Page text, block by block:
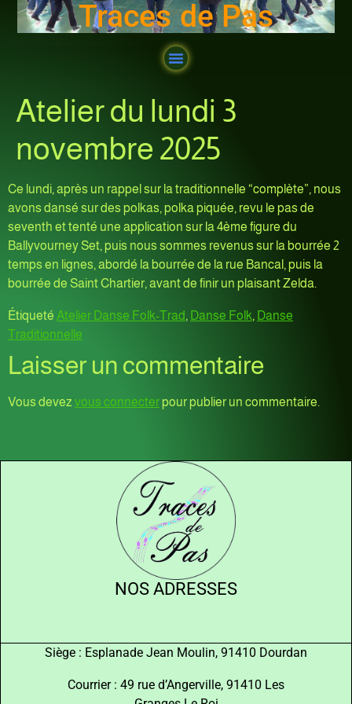
Traces de Pas
Atelier du lundi 3
novembre 2025
Ce lundi, après un rappel sur la traditionnelle “complète”, nous
avons dansé sur des polkas, polka piquée, revu le pas de
seventh et tenté une application sur la 4ème figure du
Ballyvourney Set, puis nous sommes revenus sur la bourrée 2
temps en lignes, abordé la bourrée de la rue Bancal, puis la
bourrée de Saint Chartier, avant de finir un plaisant Zelda.
Étiqueté Atelier Danse Folk-Trad, Danse Folk, Danse
Traditionnelle
Laisser un commentaire
Vous devez vous connecterpour publier un commentaire.
NOS ADRESSES
Siège : Esplanade Jean Moulin, 91410 Dourdan
Courrier : 49 rue d’Angerville, 91410 Les